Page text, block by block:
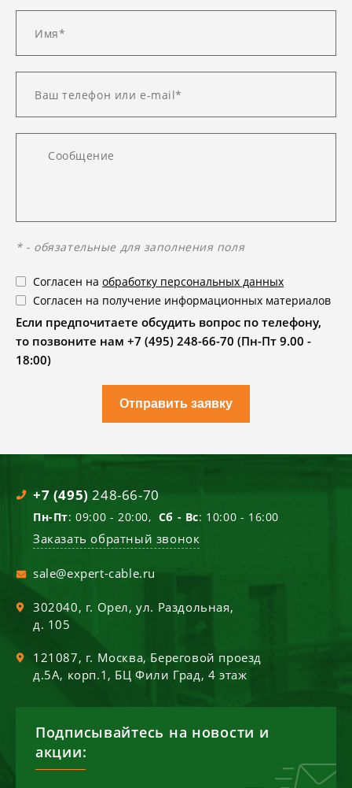
* - обязательные для заполнения поля
Согласен на обработку персональных данных
Согласен на получение информационных материалов
Если предпочитаете обсудить вопрос по телефону,
то позвоните нам +7 (495) 248-66-70 (Пн-Пт 9.00 -
18:00)
Отправить заявку
+7 (495) 248-66-70
Пн-Пт: 09:00 - 20:00, Сб - Вс: 10:00 - 16:00
Заказать обратный звонок
sale@expert-cable.ru
302040, г. Орел,ул. Раздольная,
д. 105
121087, г. Москва, Береговой проезд
д.5А, корп.1, БЦ Фили Град, 4 этаж
Подписывайтесь на новости и
акции: